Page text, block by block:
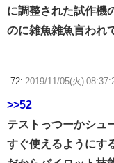
に調整された試作機
のに雑魚雑魚言われ
72: 2019/11/05(火)
>>52
テストっつーかシュ
すぐ使えるようにす